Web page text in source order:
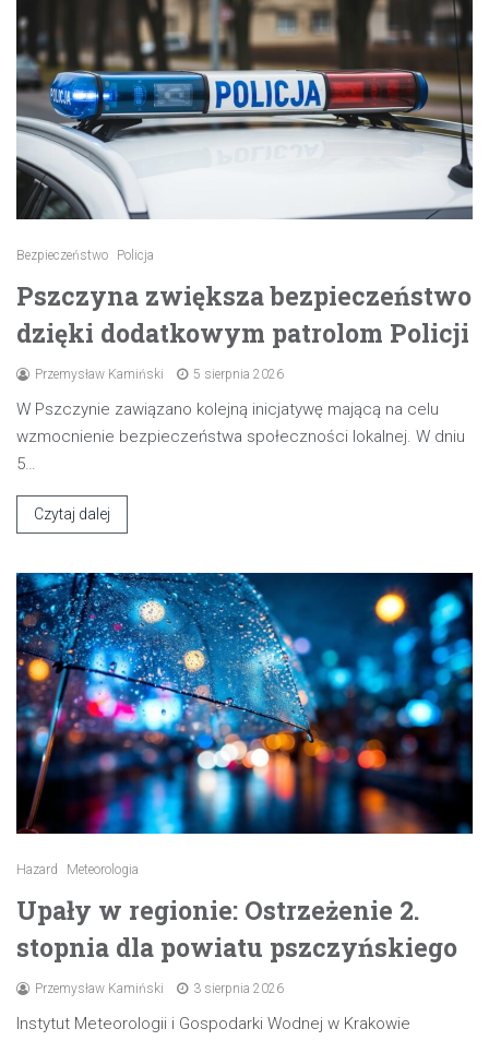
Bezpieczeństwo Policja
Pszczyna zwiększa bezpieczeństwo
dzięki dodatkowym patrolom Policji
Przemysław Kamiński 5 sierpnia 2026
W Pszczynie zawiązano kolejną inicjatywę mającą na celu
wzmocnienie bezpieczeństwa społeczności lokalnej. W dniu
5…
Czytaj dalej
Hazard Meteorologia
Upały w regionie: Ostrzeżenie 2.
stopnia dla powiatu pszczyńskiego
Przemysław Kamiński 3 sierpnia 2026
Instytut Meteorologii i Gospodarki Wodnej w Krakowie